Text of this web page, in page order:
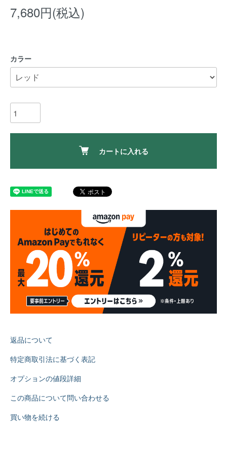
7,680円(税込)
カラー
カートに入れる
返品について
特定商取引法に基づく表記
オプションの値段詳細
この商品について問い合わせる
買い物を続ける